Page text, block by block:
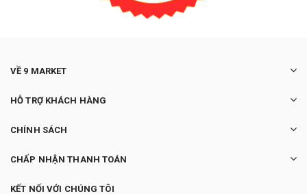
VỀ 9 MARKET
HỖ TRỢ KHÁCH HÀNG
CHÍNH SÁCH
CHẤP NHẬN THANH TOÁN
KẾT NỐI VỚI CHÚNG TÔI